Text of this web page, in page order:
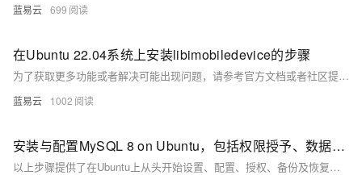
蓝易云 699
在Ubuntu 22.04系统上安装libimobiledevice的步骤
为了获取更多功能或者解决可能出现问题，请参考官方文档或者社区提供支持。
蓝易云 1002
安装与配置MySQL 8 on Ubuntu，包括权限授予、数据库备份及远程连接指南
以上步骤提供了在Ubuntu上从头开始设置、配置、授权、备份及恢复一个基础但完整的MySQL环境所需知识点。